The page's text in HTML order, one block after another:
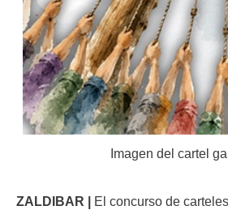
Imagen del cartel
ZALDIBAR | El concurso de